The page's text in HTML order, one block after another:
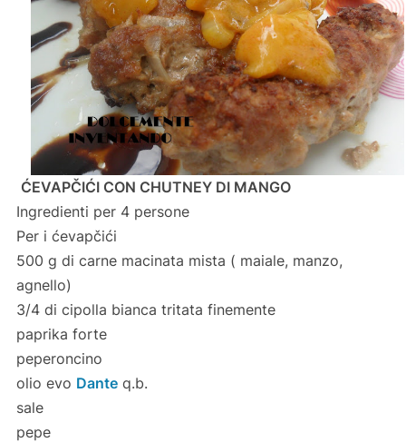
ĆEVAPČIĆI CON CHUTNEY DI MANGO
Ingredienti per 4 persone
Per i ćevapčići
500 g di carne macinata mista ( maiale, manzo,
agnello)
3/4 di cipolla bianca tritata finemente
paprika forte
peperoncino
olio evo Danteq.b.
sale
pepe